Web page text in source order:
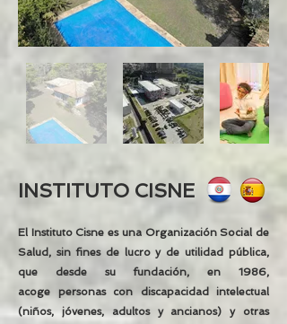
INSTITUTO CISNE
El Instituto Cisne es una Organización Social de
Salud , sin fines de lucro y de utilidad pública,
que desde su fundación, en 1986,
acoge personas con discapacidad intelectual
(niños, jóvenes, adultos y ancianos) y otras